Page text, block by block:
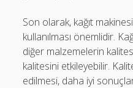
Son olarak, kağıt
kullanılması önemlidir.
diğer malzemelerin
kalitesini etkileyebilir.
edilmesi, daha iyi